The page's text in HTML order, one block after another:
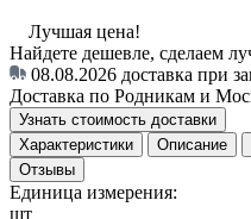
Лучшая цена!
Найдете дешевле, сделаем
08.08.2026 доставка при
Доставка по Родникам и
Узнать стоимость доставки
Характеристики
Описание
Отзывы
Единица измерения:
шт